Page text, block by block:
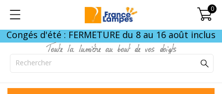
0
Congés d'été : FERMETURE du 8 au 16 août inclus
Toute la lumière au bout de vos doigts